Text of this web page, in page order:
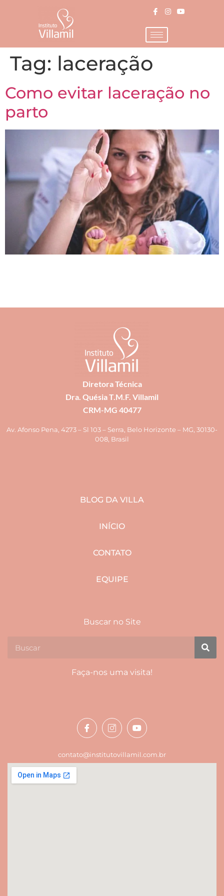
Tag: laceração
Como evitar laceração no
parto
Diretora Técnica
Dra. Quésia T.M.F. Villamil
CRM-MG 40477
Av. Afonso Pena, 4273 – Sl 103 – Serra, Belo Horizonte – MG, 30130-
008, Brasil
BLOG DA VILLA
INÍCIO
CONTATO
EQUIPE
Buscar no Site
Faça-nos uma visita!
contato@institutovillamil.com.br